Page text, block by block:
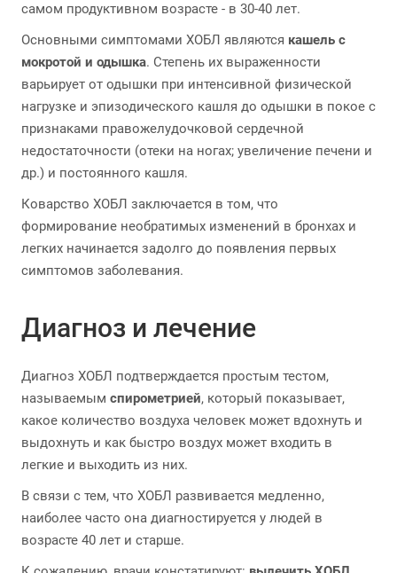
самом продуктивном возрасте - в 30-40 лет.
Основными симптомами ХОБЛ являются кашель с
мокротой и одышка. Степень их выраженности
варьирует от одышки при интенсивной физической
нагрузке и эпизодического кашля до одышки в покое с
признаками правожелудочковой сердечной
недостаточности (отеки на ногах; увеличение печени и
др.) и постоянного кашля.
Коварство ХОБЛ заключается в том, что
формирование необратимых изменений в бронхах и
легких начинается задолго до появления первых
симптомов заболевания.
Диагноз и лечение
Диагноз ХОБЛ подтверждается простым тестом,
называемым спирометрией, который показывает,
какое количество воздуха человек может вдохнуть и
выдохнуть и как быстро воздух может входить в
легкие и выходить из них.
В связи с тем, что ХОБЛ развивается медленно,
наиболее часто она диагностируется у людей в
возрасте 40 лет и старше.